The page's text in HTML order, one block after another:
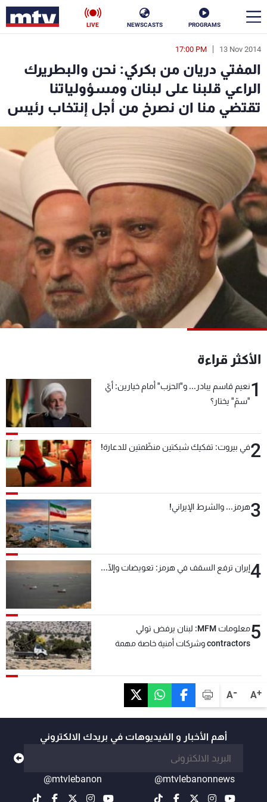
PROGRAMS
NEWSCASTS
LIVE
A+
A-
13 Nov 2014
17:00 PM
المفتي دريان من بكركي: نحن والبطريرك
الراعي قلبنا على لبنان ومسؤولياتنا
تقتضي منا ان نصرخ من أجل إنتخاب رئيس
الأكثر قراءة
1نعيم قاسم يبادر... و"الحزب" أمام خيارين: أيّ
"سمّ" يختار؟
2في بيروت: تفكيك شبكتين منظّمتين للدعارة!
3هرمز... والشرط الإيراني!
4إيران ترفع السقف في هرمز: تعويضات وإلّا...
5
معلومات MFM: لبنان يرفض تولي
contractors وشركات أمنية خاصة مهمة
أهم الأخبار و الفيديوهات في بريدك الالكتروني
@mtvlebanonnews
@mtvlebanon
en
الأخبار
سياسة ناس
إقتصاد
منوعات رياضة
كأس العالم
البرامج
جدول البرامج
شاهد البرامج
الترددات
لاعلاناتكم